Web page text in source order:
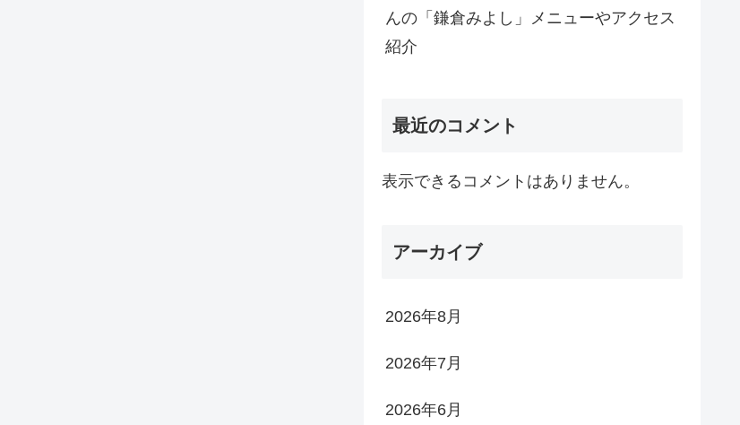
んの「鎌倉みよし」メニューやアクセス
紹介
最近のコメント
表示できるコメントはありません。
アーカイブ
2026年8月
2026年7月
2026年6月